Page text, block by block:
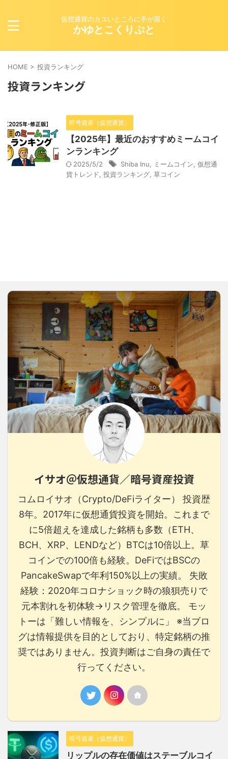
仮想通貨のカユいところに手が届く
かゆとこくりぷと
HOME > 投資ランキング
投資ランキング
暗号資産（仮想通貨）
【2025年】最近のおすすめミームコイ
ンランキング
2025/5/2 Shiba Inu ミームコイン 仮想通
貨トレンド
投資ランキング 草コイン
イサオ＠仮想通貨／暗号資産投資
コムロイサオ（Crypto/DeFiライター） 投資歴
8年。2017年に仮想通貨投資を開始。これまで
に5倍超えを達成した銘柄も多数（ETH、
BCH、XRP、LENDなど）BTCは10倍以上。草
コインでの100倍も経験。DeFiではBSCの
PancakeSwapで年利150%以上の実績。 失敗
経験：2020年コロナショック時の狼狽売りで
元本割れを初体験→リスク管理を徹底。 モッ
トーは「難しい情報を、シンプルに」 ※当ブロ
グは情報提供を目的としており、特定銘柄の推
奨ではありません。投資判断はご自身の責任で
行ってください。
暗号資産（仮想通貨）
リップルの存在価値はステーブルコイ